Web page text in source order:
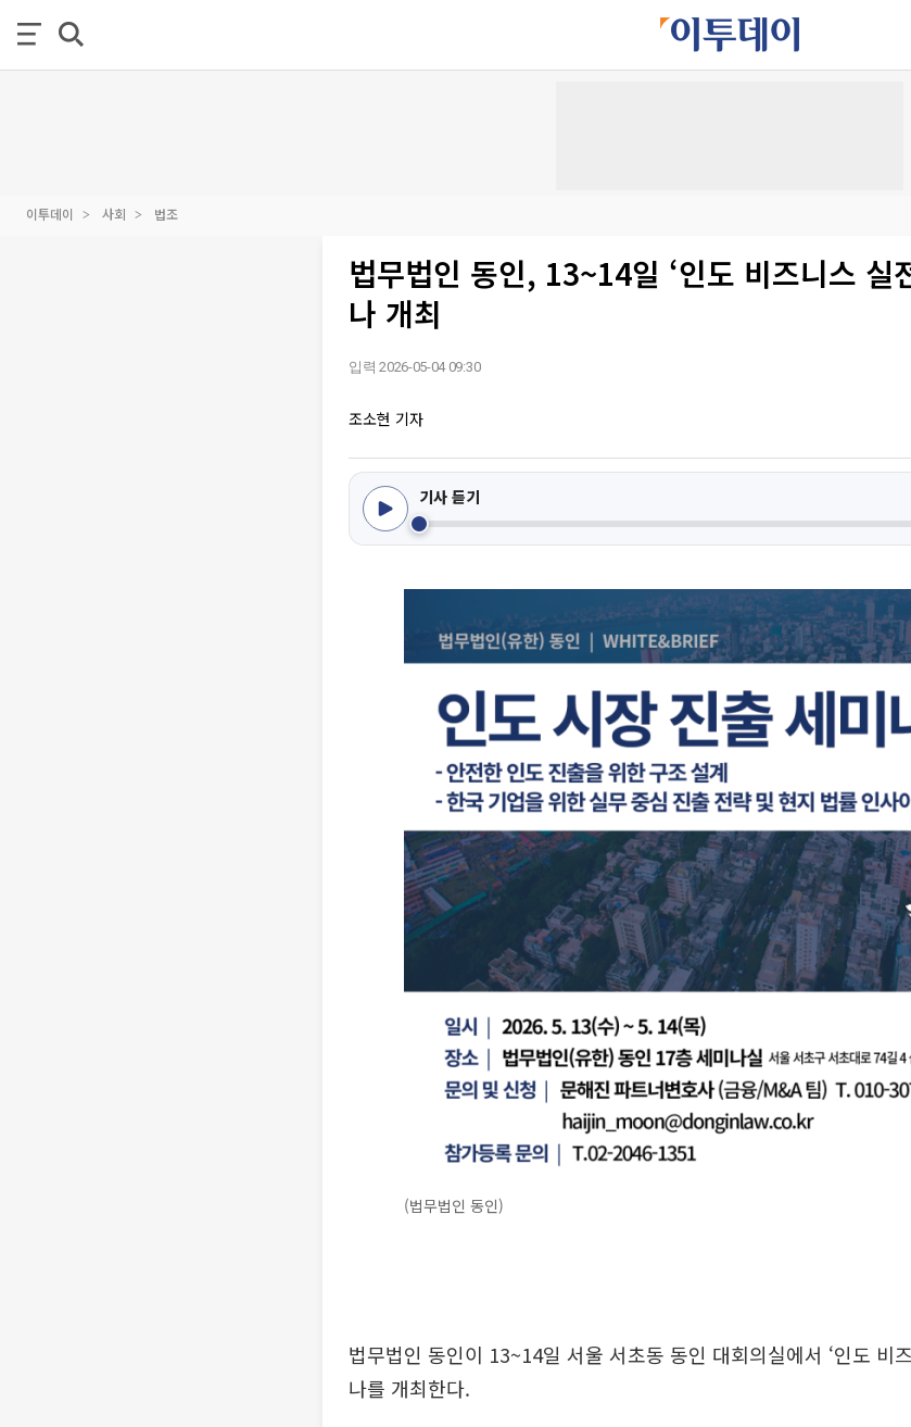
이투데이 사회 법조
법무법인 동인, 13~14일 ‘인도 비즈니스 실
나 개최
입력 2026-05-04 09:30
조소현 기자
기사 듣기
(법무법인 동인)
법무법인 동인이 13~14일 서울 서초동 동인 대회의실에서 ‘인도 비
나를 개최한다.